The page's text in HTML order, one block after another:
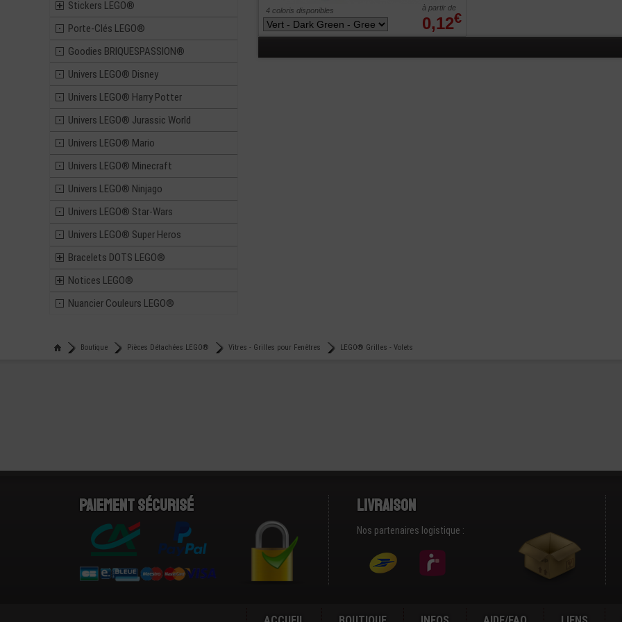
Stickers LEGO®
Porte-Clés LEGO®
Goodies BRIQUESPASSION®
Univers LEGO® Disney
Univers LEGO® Harry Potter
Univers LEGO® Jurassic World
Univers LEGO® Mario
Univers LEGO® Minecraft
Univers LEGO® Ninjago
Univers LEGO® Star-Wars
Univers LEGO® Super Heros
Bracelets DOTS LEGO®
Notices LEGO®
Nuancier Couleurs LEGO®
0,12€
à partir de
4 coloris disponibles
Boutique Pièces Détachées LEGO® Vitres - Grilles pour Fenêtres LEGO® Grilles - Volets
Paiement sécurisé Livraison
Nos partenaires logistique :